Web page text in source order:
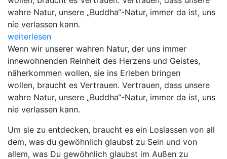
wahre Natur, unsere „Buddha“-Natur, immer da ist, uns
nie verlassen kann.
weiterlesen
Wenn wir unserer wahren Natur, der uns immer
innewohnenden Reinheit des Herzens und Geistes,
näherkommen wollen, sie ins Erleben bringen
wollen, braucht es Vertrauen. Vertrauen, dass unsere
wahre Natur, unsere „Buddha“-Natur, immer da ist, uns
nie verlassen kann.
Um sie zu entdecken, braucht es ein Loslassen von all
dem, was du gewöhnlich glaubst zu Sein und von
allem, was Du gewöhnlich glaubst im Außen zu